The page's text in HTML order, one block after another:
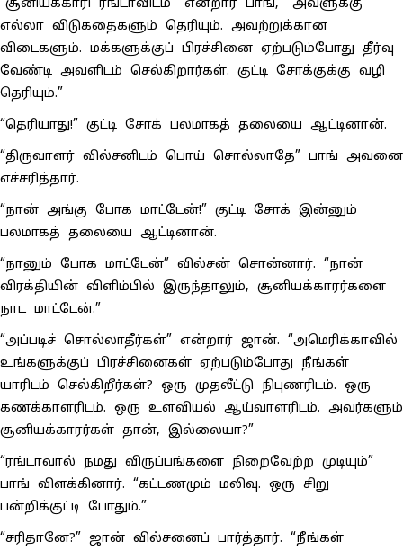
“சூனியக்காரி ரங்டாவிடம்” என்றார் பாங், “அவளுக்கு
எல்லா விடுகதைகளும் தெரியும். அவற்றுக்கான
விடைகளும். மக்களுக்குப் பிரச்சினை ஏற்படும்போது தீர்வு
வேண்டி அவளிடம் செல்கிறார்கள். குட்டி சோக்குக்கு வழி
தெரியும்.”
“தெரியாது!” குட்டி சோக் பலமாகத் தலையை ஆட்டினான்.
“திருவாளர் வில்சனிடம் பொய் சொல்லாதே” பாங் அவனை
எச்சரித்தார்.
“நான் அங்கு போக மாட்டேன்!” குட்டி சோக் இன்னும்
பலமாகத் தலையை ஆட்டினான்.
“நானும் போக மாட்டேன்” வில்சன் சொன்னார். “நான்
விரக்தியின் விளிம்பில் இருந்தாலும், சூனியக்காரர்களை
நாட மாட்டேன்.”
“அப்படிச் சொல்லாதீர்கள்” என்றார் ஜான். “அமெரிக்காவில்
உங்களுக்குப் பிரச்சினைகள் ஏற்படும்போது நீங்கள்
யாரிடம் செல்கிறீர்கள்? ஒரு முதலீட்டு நிபுணரிடம். ஒரு
கணக்காளரிடம். ஒரு உளவியல் ஆய்வாளரிடம். அவர்களும்
சூனியக்காரர்கள் தான், இல்லையா?”
“ரங்டாவால் நமது விருப்பங்களை நிறைவேற்ற முடியும்”
பாங் விளக்கினார். “கட்டணமும் மலிவு. ஒரு சிறு
பன்றிக்குட்டி போதும்.”
“சரிதானே?” ஜான் வில்சனைப் பார்த்தார். “நீங்கள்